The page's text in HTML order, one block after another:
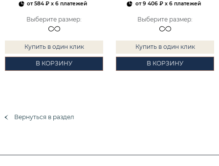
от584 ₽ x 6 платежей
Выберите размер:
Купить в один клик
В КОРЗИНУ
от9 406 ₽x 6 платежей
Выберите размер:
Купить в один клик
В КОРЗИНУ
Вернуться в раздел